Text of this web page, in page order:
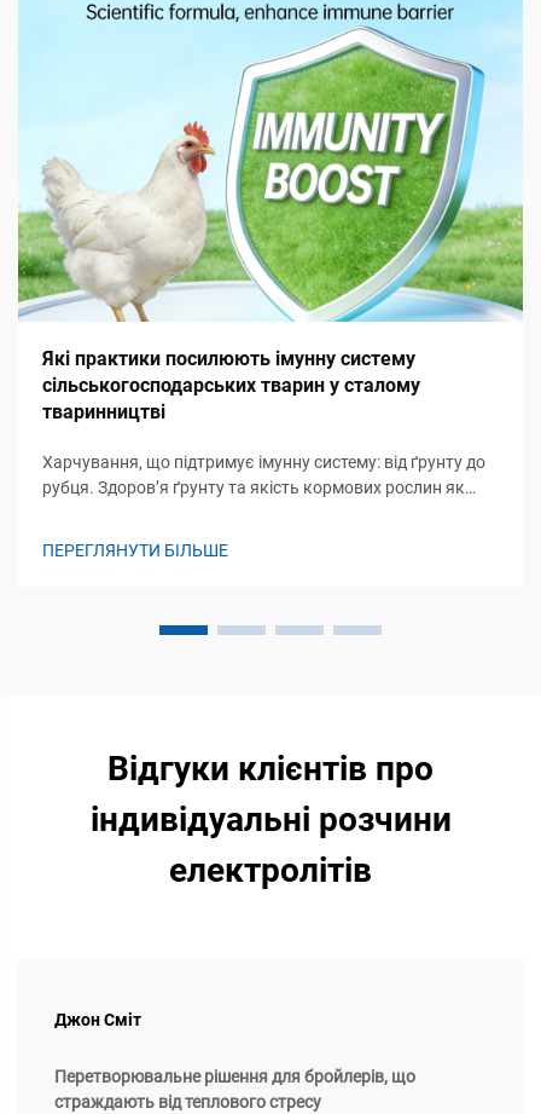
Які практики посилюють імунну систему
сільськогосподарських тварин у сталому
тваринництві
Харчування, що підтримує імунну систему: від ґрунту до
рубця. Здоров’я ґрунту та якість кормових рослин як
ПЕРЕГЛЯНУТИ БІЛЬШЕ
Відгуки клієнтів про
індивідуальні розчини
електролітів
Джон Сміт
Перетворювальне рішення для бройлерів, що
страждають від теплового стресу